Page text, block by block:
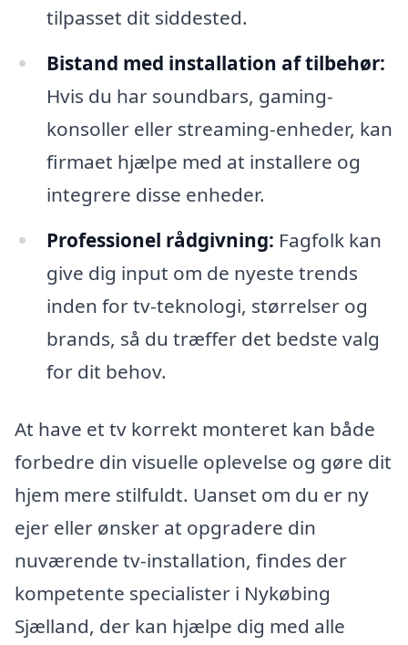
tilpasset dit siddested.
Bistand med installation af tilbehør:
Hvis du har soundbars, gaming-
konsoller eller streaming-enheder, kan
firmaet hjælpe med at installere og
integrere disse enheder.
Professionel rådgivning: Fagfolk kan
give dig input om de nyeste trends
inden for tv-teknologi, størrelser og
brands, så du træffer det bedste valg
for dit behov.
At have et tv korrekt monteret kan både
forbedre din visuelle oplevelse og gøre dit
hjem mere stilfuldt. Uanset om du er ny
ejer eller ønsker at opgradere din
nuværende tv-installation, findes der
kompetente specialister i Nykøbing
Sjælland, der kan hjælpe dig med alle